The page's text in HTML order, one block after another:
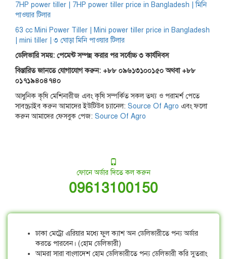
7HP power tiller | 7HP power tiller price in Bangladesh | মিনি
পাওয়ার টিলার
63 cc Mini Power Tiller | Mini power tiller price in Bangladesh
| mini tiller | ৩ ঘোড়া মিনি পাওয়ার টিলার
ডেলিভারি সময়: পেমেন্ট সম্পন্ন করার পর সর্বোচ্চ ৩ কার্যদিবস
বিস্তারিত জানতে যোগাযোগ করুন: +৮৮ ০৯৬১৩১০০১৫০ অথবা +৮৮
০১৭১৯৪০৪৭৪০
আধুনিক কৃষি মেশিনারীজ এবং কৃষি সম্পর্কিত সকল তথ্য ও পরামর্শ পেতে
সাবস্ক্রাইব করুন আমাদের ইউটিউব চ্যানেল: Source Of Agro এবং ফলো
করুন আমাদের ফেসবুক পেজ: Source Of Agro
ফোনে অর্ডার দিতে কল করুন
09613100150
ঢাকা মেট্রো এরিয়ার মধ্যে ফুল ক্যাশ অন ডেলিভারীতে পন্য অর্ডার
করতে পারবেন। (হোম ডেলিভারী)
আমরা সারা বাংলাদেশ হোম ডেলিভারীতে পন্য ডেলিভারী করি সুতরাং